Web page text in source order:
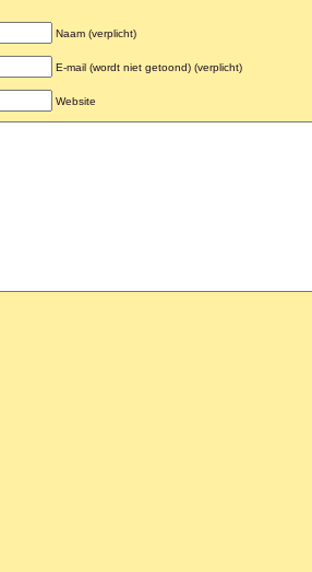
Naam (verplicht)
E-mail (wordt niet getoond) (verplicht)
Website